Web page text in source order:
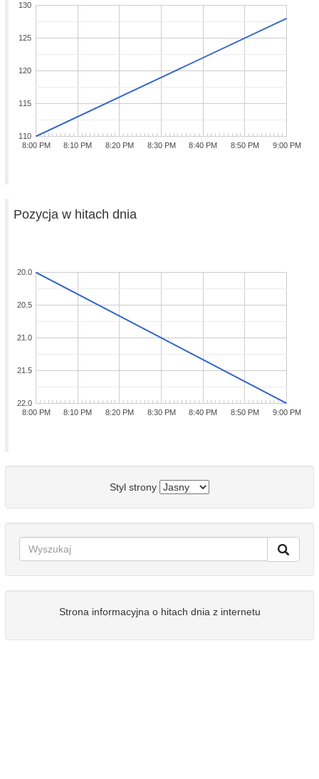
8:00 PM 8:10 PM 8:20 PM 8:30 PM 8:40 PM 8:50 PM 9:00 PM
110
115
120
125
130
Pozycja w hitach dnia
8:00 PM 8:10 PM 8:20 PM 8:30 PM 8:40 PM 8:50 PM 9:00 PM
20.0
20.5
21.0
21.5
22.0
Styl strony
Strona informacyjna o hitach dnia z internetu